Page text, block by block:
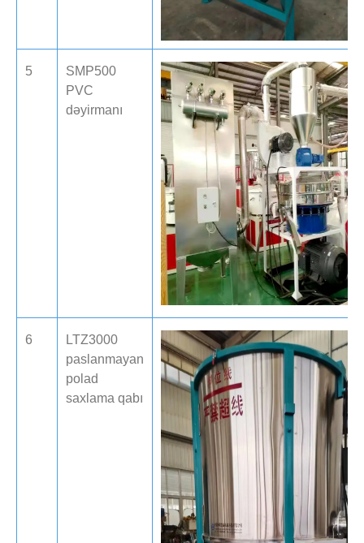
5
SMP500
PVC
dəyirmanı
6
LTZ3000
paslanmayan
polad
saxlama qabı